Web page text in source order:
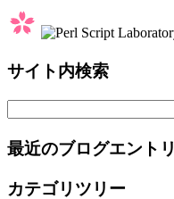
サイト内検索
最近のブログエントリ
カテゴリツリー